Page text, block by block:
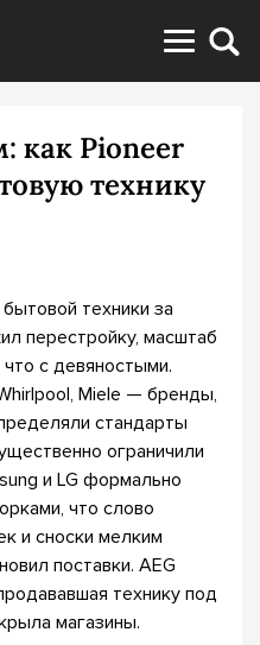
как Pioneer
технику
техники за
перестройку, масштаб
с девяностыми.
Miele — бренды,
стандарты
ограничили
и LG формально
что слово
и сноски мелким
поставки. AEG
технику под
магазины.